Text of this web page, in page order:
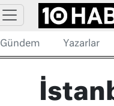
Gündem Yazarlar